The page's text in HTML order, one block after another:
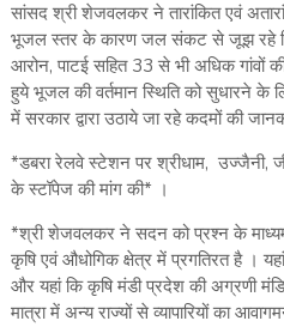
सांसद श्री शेजवलकर ने तारांकित एवं
भूजल स्‍तर के कारण जल संकट से जूझ रहे
आरोन‚ पाटई सहित 33 से भी अधिक
हुये भूजल की वर्तमान स्थिति को सुधारने
में सरकार द्वारा उठाये जा रहे कदमों की
*डबरा रेलवे स्‍टेशन पर श्रीधाम, उज्‍जैनी,
के स्‍टॉपेज की मांग की* ।
*श्री शेजवलकर ने सदन को प्रश्‍न के
कृषि एवं औधोगिक क्षेत्र में प्रगतिरत है ।
और यहां कि कृषि मंडी प्रदेश की अग्रणी
मात्रा में अन्‍य राज्‍यों से व्‍यापारियों का